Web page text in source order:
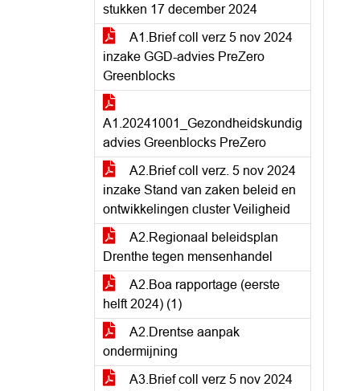
stukken 17 december 2024
A1.Brief coll verz 5 nov 2024
inzake GGD-advies PreZero
Greenblocks
A1.20241001_Gezondheidskundig
advies Greenblocks PreZero
A2.Brief coll verz. 5 nov 2024
inzake Stand van zaken beleid en
ontwikkelingen cluster Veiligheid
A2.Regionaal beleidsplan
Drenthe tegen mensenhandel
A2.Boa rapportage (eerste
helft 2024) (1)
A2.Drentse aanpak
ondermijning
A3.Brief coll verz 5 nov 2024